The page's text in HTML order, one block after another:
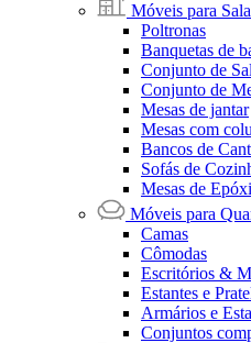
Móveis para
Poltronas
Banquetas de
Conjunto de
Conjunto de
Mesas de jantar
Mesas com
Bancos de
Sofás de
Mesas de Epóxi
Móveis para
Camas
Cômodas
Escritórios &
Estantes e
Armários e
Conjuntos